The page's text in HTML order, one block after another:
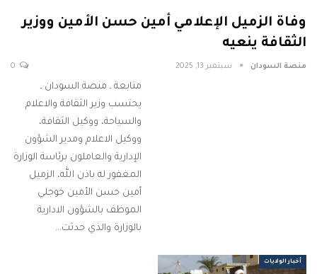
وفاة الزميل الإعلامي أمين حسن الأمين ووزير
الثقافة ينعيه
منصة السودان سبتمبر 13, 2025
متابعة ـ منصة السودان ـ
يحتسب وزير الثقافة والاعلام
والسياحة، ووكيل الثقافة،
ووكيل الاعلام ومدير الشؤون
الإدارية والعاملون برئاسة الوزارة
المغفور له باذن الله، الزميل
أمين حسن الأمين خوجلي
الموظف بالشؤون الادارية
بالوزارة والذي حدثت…
أخبار الولايات